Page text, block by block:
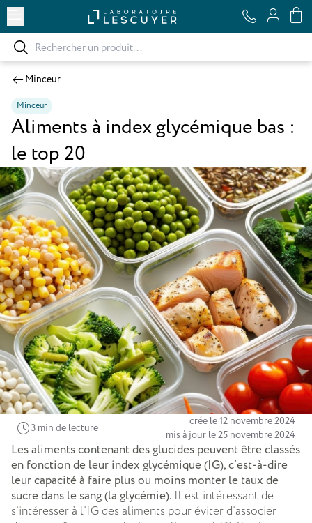
Minceur
Minceur
Aliments à index glycémique bas :
le top 20
3 min de lecture
crée le 12 novembre 2024
mis à jour le 25 novembre 2024
Les aliments contenant des glucides peuvent être classés
en fonction de leur index glycémique (IG), c’est-à-dire
leur capacité à faire plus ou moins monter le taux de
sucre dans le sang (la glycémie). Il est intéressant de
s’intéresser à l’IG des aliments pour éviter d’associer